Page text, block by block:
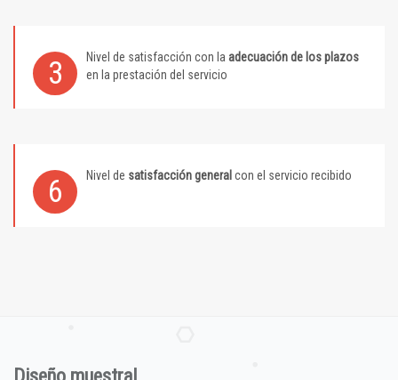
3 Nivel de satisfacción con la adecuación de los plazos
en la prestación del servicio
6 Nivel de satisfacción general con el servicio recibido